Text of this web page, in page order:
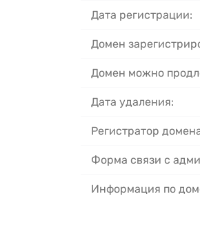
Дата регистрации:
Домен
Домен можно
Дата удаления:
Регистратор
Форма связи с
Информация по